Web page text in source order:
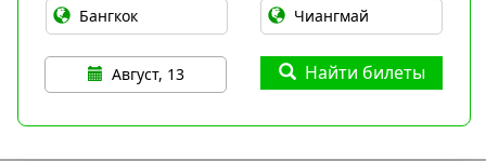
Август, 13 Найти билеты